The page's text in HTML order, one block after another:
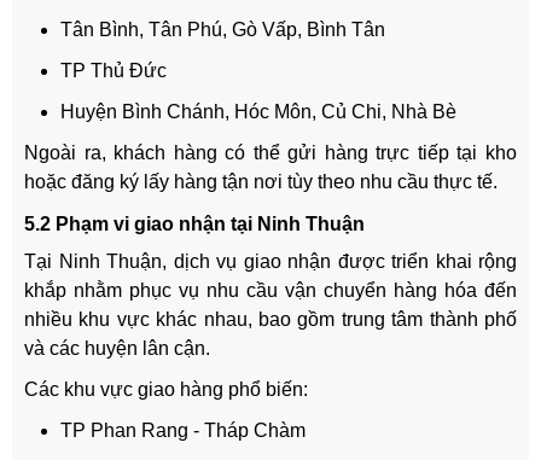
Tân Bình, Tân Phú, Gò Vấp, Bình Tân
TP Thủ Đức
Huyện Bình Chánh, Hóc Môn, Củ Chi, Nhà Bè
Ngoài ra, khách hàng có thể gửi hàng trực tiếp tại kho
hoặc đăng ký lấy hàng tận nơi tùy theo nhu cầu thực tế.
5.2 Phạm vi giao nhận tại Ninh Thuận
Tại Ninh Thuận, dịch vụ giao nhận được triển khai rộng
khắp nhằm phục vụ nhu cầu vận chuyển hàng hóa đến
nhiều khu vực khác nhau, bao gồm trung tâm thành phố
và các huyện lân cận.
Các khu vực giao hàng phổ biến:
TP Phan Rang - Tháp Chàm